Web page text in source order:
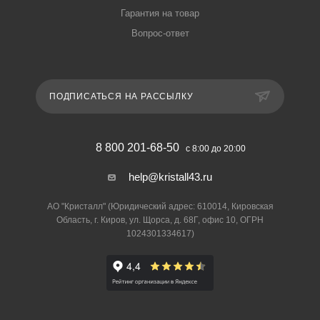
Гарантия на товар
Вопрос-ответ
ПОДПИСАТЬСЯ НА РАССЫЛКУ
8 800 201-68-50 с 8:00 до 20:00
help@kristall43.ru
АО "Кристалл" (Юридический адрес: 610014, Кировская
Область, г. Киров, ул. Щорса, д. 68Г, офис 10, ОГРН
1024301334617)